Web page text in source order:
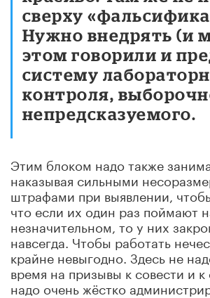
сверху
Нужно внедрять (и
этом говорили и
систему
контроля,
непредсказуемого.
Этим блоком надо также
наказывая сильными
штрафами при выявлении,
что если их один раз поймают
незначительном, то у них
навсегда. Чтобы работать
крайне невыгодно. Здесь не
время на призывы к совести и к
надо очень жёстко